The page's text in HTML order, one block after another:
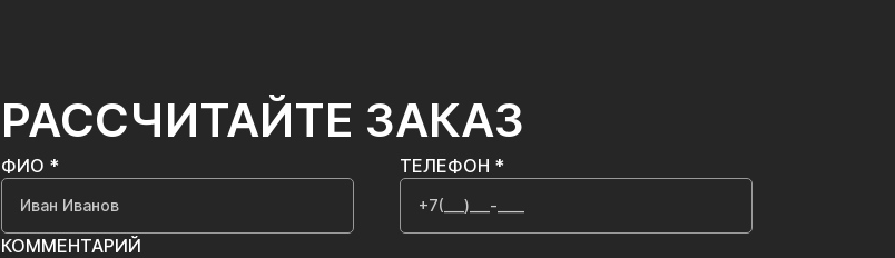
РАССЧИТАЙТЕ ЗАКАЗ
ФИО * ТЕЛЕФОН *
КОММЕНТАРИЙ